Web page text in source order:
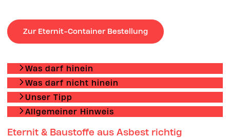
Zur Eternit-Container Bestellung
Was darf hinein
Was darf nicht hinein
Unser Tipp
Allgemeiner Hinweis
Eternit & Baustoffe aus Asbest richtig